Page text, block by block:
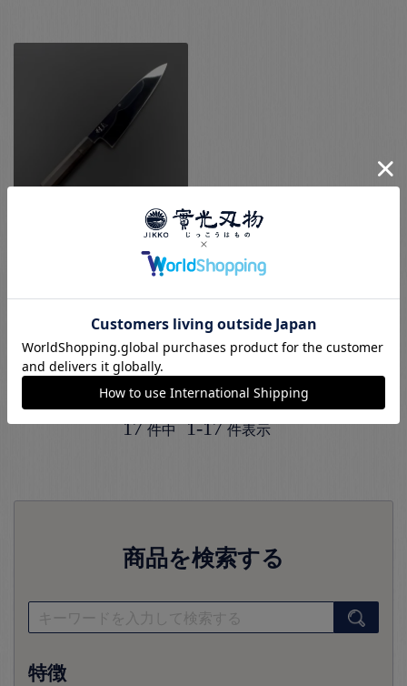
本焼白 鏡面 富士山 牛
212,080 税込
お気に入りに登録する
17 件中 1-17 件表示
商品を検索する
特徴